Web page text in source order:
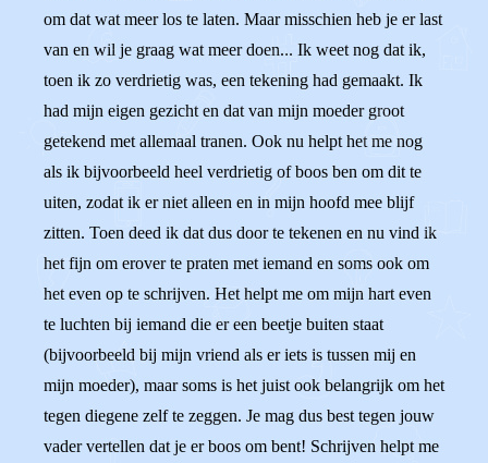
om dat wat meer los te laten. Maar misschien heb je er last
van en wil je graag wat meer doen... Ik weet nog dat ik,
toen ik zo verdrietig was, een tekening had gemaakt. Ik
had mijn eigen gezicht en dat van mijn moeder groot
getekend met allemaal tranen. Ook nu helpt het me nog
als ik bijvoorbeeld heel verdrietig of boos ben om dit te
uiten, zodat ik er niet alleen en in mijn hoofd mee blijf
zitten. Toen deed ik dat dus door te tekenen en nu vind ik
het fijn om erover te praten met iemand en soms ook om
het even op te schrijven. Het helpt me om mijn hart even
te luchten bij iemand die er een beetje buiten staat
(bijvoorbeeld bij mijn vriend als er iets is tussen mij en
mijn moeder), maar soms is het juist ook belangrijk om het
tegen diegene zelf te zeggen. Je mag dus best tegen jouw
vader vertellen dat je er boos om bent! Schrijven helpt me